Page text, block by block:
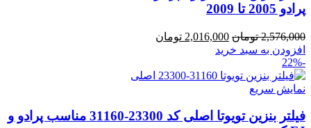
پرادو 2005 تا 2009
2,576,000 تومان قیمت
اصلی:
بود.
2,016,000 تومان
افزودن به سبد خرید
-22%
نمایش سریع
فیلتر بنزین تویوتا اصلی کد 23300-31160 مناسب پرادو و